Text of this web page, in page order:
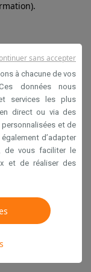
.
à chacune de vos
données nous
services les plus
direct ou via des
et de
d’adapter
de vous faciliter le
et de réaliser des
sans accepter